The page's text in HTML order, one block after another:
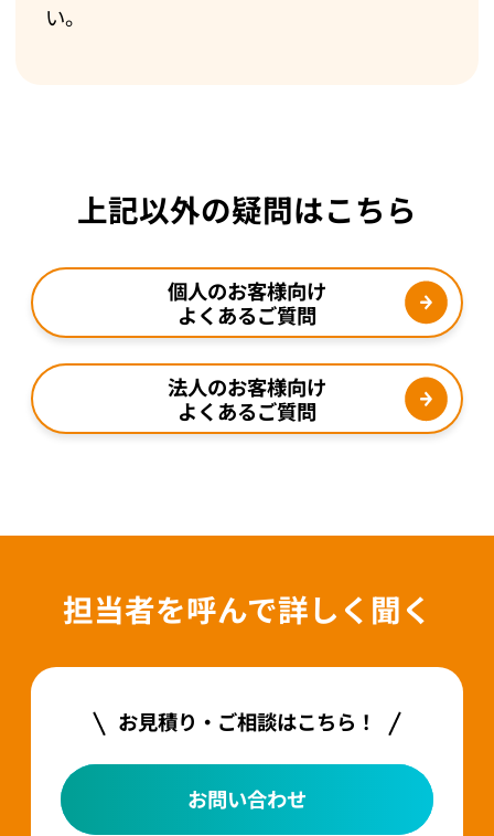
い。
上記以外の疑問はこちら
個人のお客様向け
よくあるご質問
法人のお客様向け
よくあるご質問
担当者を呼んで詳しく聞く
お見積り・ご相談はこちら！
お問い合わせ